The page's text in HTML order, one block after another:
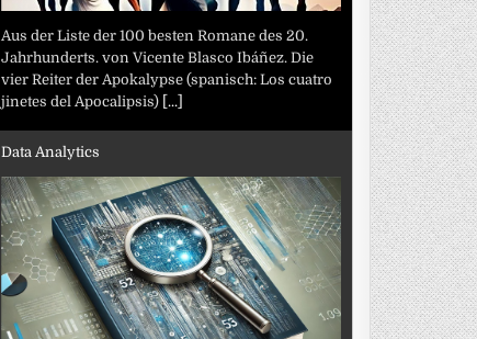
Aus der Liste der 100 besten Romane des 20.
Jahrhunderts. von Vicente Blasco Ibáñez. Die
vier Reiter der Apokalypse (spanisch: Los cuatro
jinetes del Apocalipsis) [...]
Data Analytics